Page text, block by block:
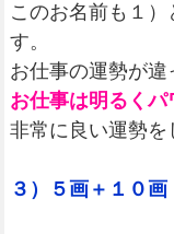
このお名前も１
す。
お仕事の運勢が違
お仕事は明るく
非常に良い運勢を
３）５画＋１０画